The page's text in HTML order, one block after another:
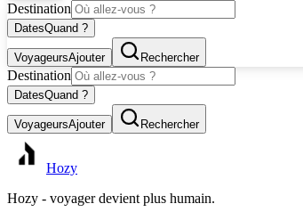
Destination
DatesQuand ?
VoyageursAjouter Rechercher
Destination
DatesQuand ?
VoyageursAjouter Rechercher
Hozy
Hozy - voyager devient plus humain.